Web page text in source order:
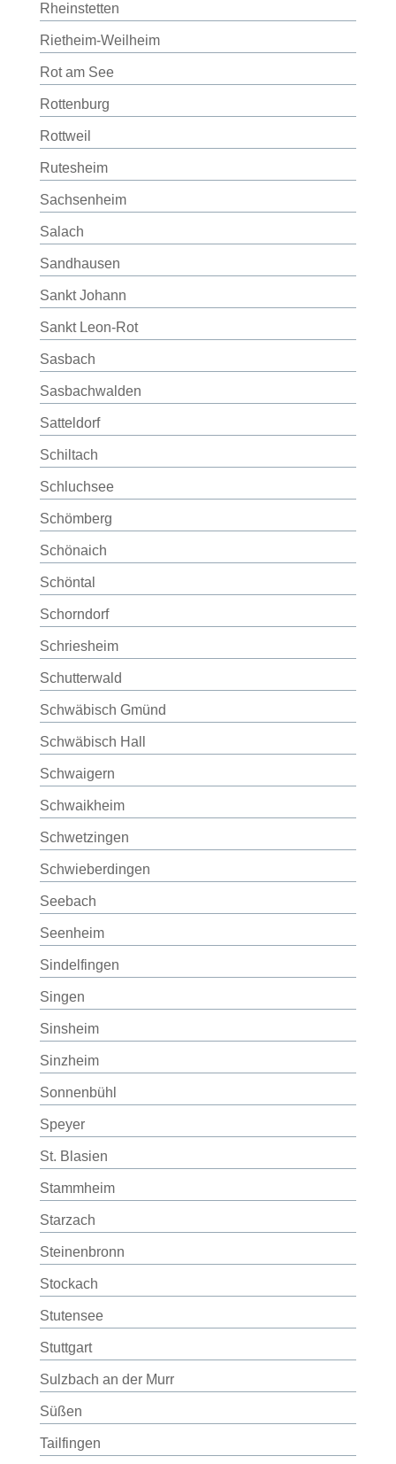
Rheinstetten
Rietheim-Weilheim
Rot am See
Rottenburg
Rottweil
Rutesheim
Sachsenheim
Salach
Sandhausen
Sankt Johann
Sankt Leon-Rot
Sasbach
Sasbachwalden
Satteldorf
Schiltach
Schluchsee
Schömberg
Schönaich
Schöntal
Schorndorf
Schriesheim
Schutterwald
Schwäbisch Gmünd
Schwäbisch Hall
Schwaigern
Schwaikheim
Schwetzingen
Schwieberdingen
Seebach
Seenheim
Sindelfingen
Singen
Sinsheim
Sinzheim
Sonnenbühl
Speyer
St. Blasien
Stammheim
Starzach
Steinenbronn
Stockach
Stutensee
Stuttgart
Sulzbach an der Murr
Süßen
Tailfingen